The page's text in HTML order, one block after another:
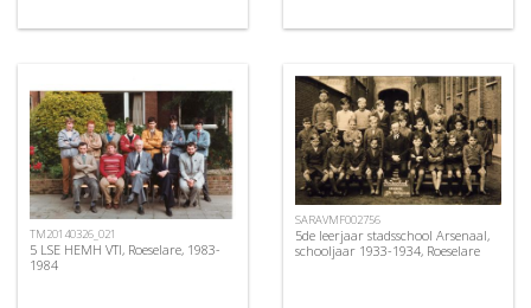
TM20140326_021
5 LSE HEMH VTI, Roeselare, 1983-
1984
SARAVMF002756
5de leerjaar stadsschool Arsenaal,
schooljaar 1933-1934, Roeselare